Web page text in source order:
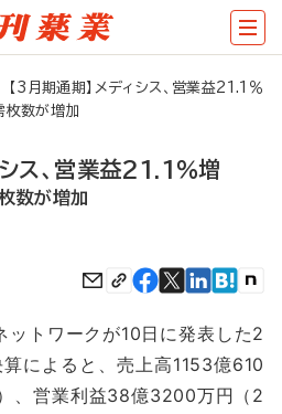
【3月期通期】メディシス、営業益21.1％
数が増加
シス、営業益21.1％増
数が増加
トワークが10日に発表した2
によると、売上高1153億610
、営業利益38億3200万円（2